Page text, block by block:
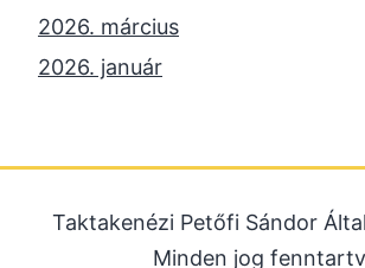
2026. március
2026. január
2025. július
Taktakenézi Petőfi Sándor
Minden jog